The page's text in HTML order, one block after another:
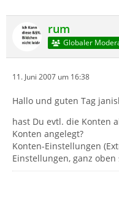
rum
Globaler
11. Juni 2007 um 16:38
Hallo und guten Tag
hast Du evtl. die Konten
Konten angelegt?
Konten-Einstellungen
Einstellungen, ganz oben